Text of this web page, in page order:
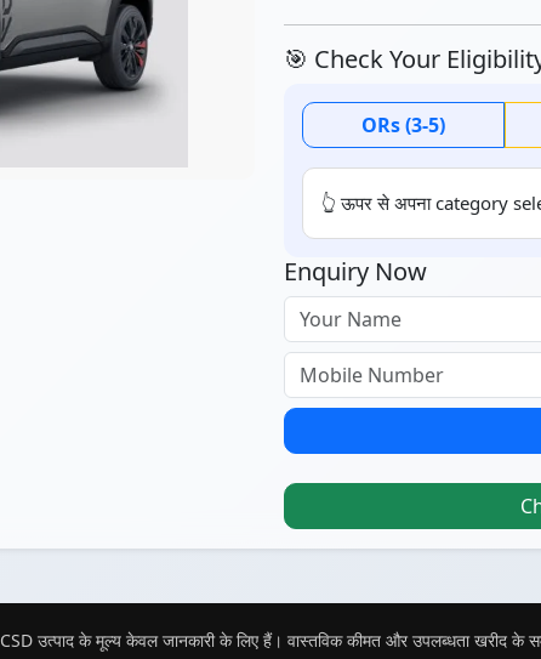
🎯 Check Your
ORs (3-5)
👆 ऊपर से अपना category
Enquiry Now
CSD उत्पाद के मूल्य केवल जानकारी के लिए हैं। वास्तविक कीमत और उपलब्धता खरीद के